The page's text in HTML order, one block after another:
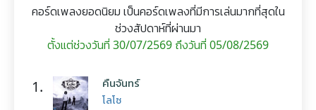
คอร์ดเพลงยอดนิยม เป็นคอร์ดเพลงที่มีการเล่นมากที่สุดใน
ช่วงสัปดาห์ที่ผ่านมา
ตั้งแต่ช่วงวันที่ 30/07/2569 ถึงวันที่ 05/08/2569
1. คืนจันทร์
โลโซ